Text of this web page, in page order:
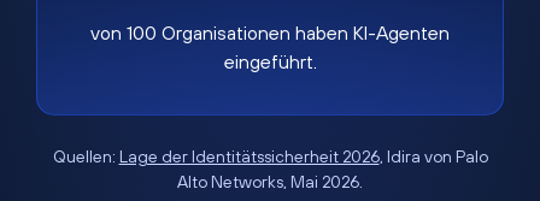
von 100 Organisationen haben KI-Agenten
eingeführt.
Quellen: Lage der Identitätssicherheit 2026, Idira von Palo
Alto Networks, Mai 2026.